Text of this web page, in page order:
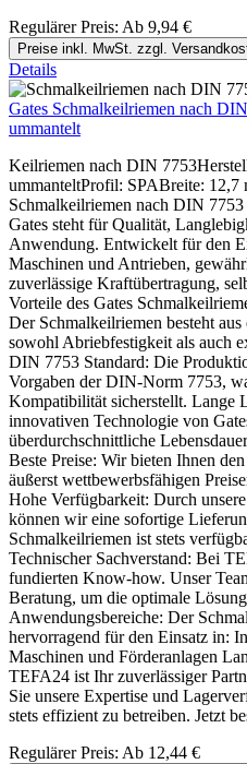
Regulärer Preis: Ab 9,94 €
Preise inkl. MwSt. zzgl.
Details
Gates Schmalkeilriemen nach
ummantelt
Keilriemen nach DIN
ummanteltProfil: SPABreite: 12,7
Schmalkeilriemen nach DIN
Gates steht für Qualität,
Anwendung. Entwickelt für den
Maschinen und Antrieben,
zuverlässige Kraftübertragung,
Vorteile des Gates
Der Schmalkeilriemen besteht
sowohl Abriebfestigkeit als auch
DIN 7753 Standard: Die
Vorgaben der DIN-Norm 7753,
Kompatibilität sicherstellt. Lange
innovativen Technologie von
überdurchschnittliche
Beste Preise: Wir bieten Ihnen
äußerst wettbewerbsfähigen
Hohe Verfügbarkeit: Durch
können wir eine sofortige
Schmalkeilriemen ist stets
Technischer Sachverstand: Bei
fundierten Know-how. Unser
Beratung, um die optimale
Anwendungsbereiche: Der
hervorragend für den Einsatz in:
Maschinen und Förderanlagen
TEFA24 ist Ihr zuverlässiger
Sie unsere Expertise und
stets effizient zu betreiben. Jetzt
Regulärer Preis: Ab 12,44 €